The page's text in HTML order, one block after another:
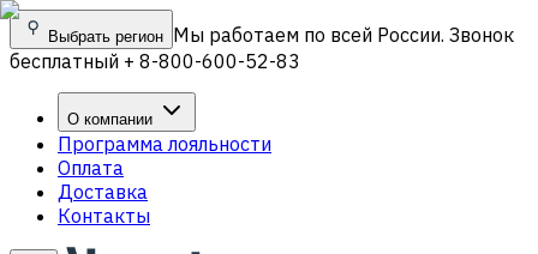
Выбрать регион Мы работаем по всей России. Звонок
бесплатный + 8-800-600-52-83
О компании
Программа лояльности
Оплата
Доставка
Контакты